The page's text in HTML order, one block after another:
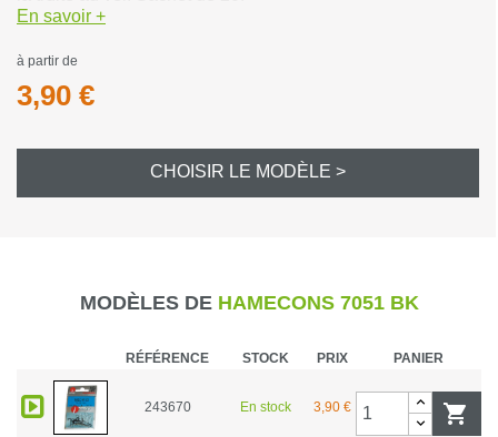
En savoir +
à partir de
3,90 €
CHOISIR LE MODÈLE >
MODÈLES DEHAMECONS 7051 BK
RÉFÉRENCE STOCK PRIX PANIER
243670 En stock 3,90 € 